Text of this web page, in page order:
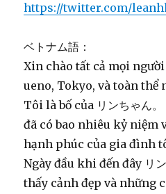
https://twitter.com/
ベトナム語：
Xin chào tất cả mọi
ueno, Tokyo, và toàn thể
Tôi là bố của リンちゃん
đã có bao nhiêu kỷ niệm
hạnh phúc của gia đình
Ngày đầu khi đến đây
thấy cảnh đẹp và những